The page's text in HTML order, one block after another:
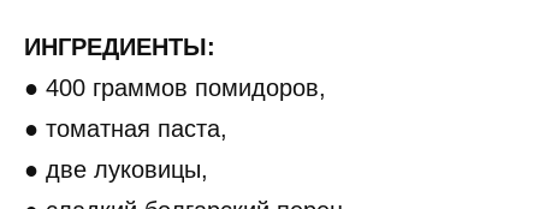
ИНГРЕДИЕНТЫ:
● 400 граммов помидоров,
● томатная паста,
● две луковицы,